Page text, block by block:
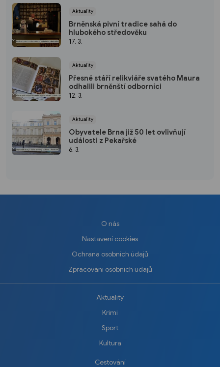
Aktuality
Brněnská pivní tradice sahá do
hlubokého středověku
17. 3.
Aktuality
Přesné stáří relikviáře svatého Maura
odhalili brněnští odborníci
12. 3.
Aktuality
Obyvatele Brna již 50 let ovlivňují
události z Pekařské
6. 3.
O nás
Nastavení cookies
Ochrana osobních údajů
Zpracování osobních údajů
Aktuality
Krimi
Sport
Kultura
Cestování